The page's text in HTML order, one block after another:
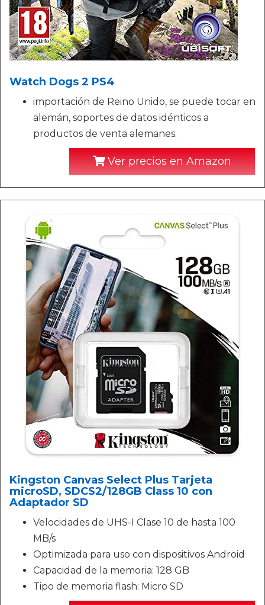
Watch Dogs 2 PS4
importación de Reino Unido, se puede tocar en
alemán, soportes de datos idénticos a
productos de venta alemanes.
Ver precios en Amazon
Kingston Canvas Select Plus Tarjeta
microSD, SDCS2/128GB Class 10 con
Adaptador SD
Velocidades de UHS-I Clase 10 de hasta 100
MB/s
Optimizada para uso con dispositivos Android
Capacidad de la memoria: 128 GB
Tipo de memoria flash: Micro SD